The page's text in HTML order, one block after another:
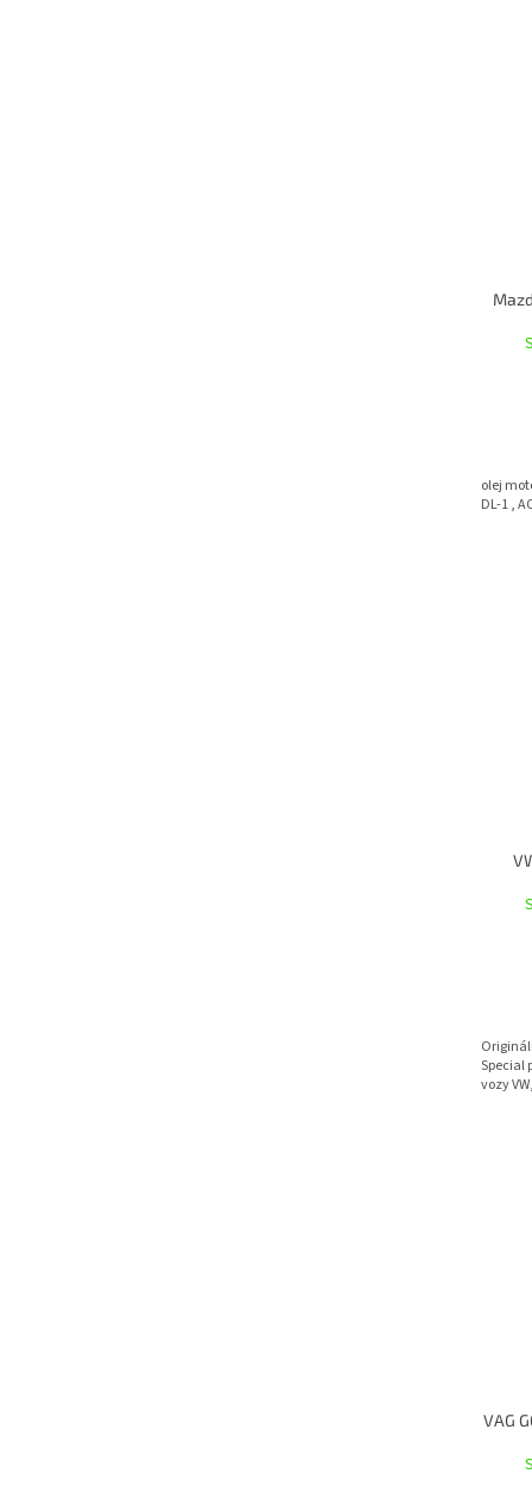
olej
DL-1 ,
Special
vozy
VAG